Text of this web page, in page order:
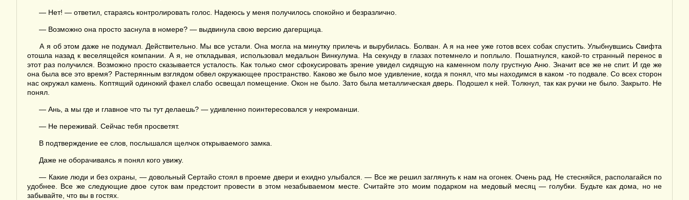
— Нет! — ответил, стараясь контролировать голос. Надеюсь у меня получилось спокойно и безразлично.
— Возможно она просто заснула в номере? — выдвинула свою версию дагерщица.
А я об этом даже не подумал. Действительно. Мы все устали. Она могла на минутку прилечь и вырубилась. Болван. А я на нее уже готов всех собак спустить. Улыбнувшись Свифта
отошла назад к веселящейся компании. А я, не откладывая, использовал медальон Винкулума. На секунду в глазах потемнело и поплыло. Пошатнулся, какой-то странный перенос в
этот раз получился. Возможно просто сказывается усталость. Как только смог сфокусировать зрение увидел сидящую на каменном полу грустную Аню. Значит все же не спит. И где же
она была все это время? Растерянным взглядом обвел окружающее пространство. Каково же было мое удивление, когда я понял, что мы находимся в каком -то подвале. Со всех сторон
нас окружал камень. Коптящий одинокий факел слабо освещал помещение. Окон не было. Зато была металлическая дверь. Подошел к ней. Толкнул, так как ручки не было. Закрыто. Не
понял.
— Ань, а мы где и главное что ты тут делаешь? — удивленно поинтересовался у некроманши.
— Не переживай. Сейчас тебя просветят.
В подтверждение ее слов, послышался щелчок открываемого замка.
Даже не оборачиваясь я понял кого увижу.
— Какие люди и без охраны, — довольный Сертайо стоял в проеме двери и ехидно улыбался. — Все же решил заглянуть к нам на огонек. Очень рад. Не стесняйся, располагайся по
удобнее. Все же следующие двое суток вам предстоит провести в этом незабываемом месте. Считайте это моим подарком на медовый месяц — голубки. Будьте как дома, но не
забывайте, что вы в гостях.